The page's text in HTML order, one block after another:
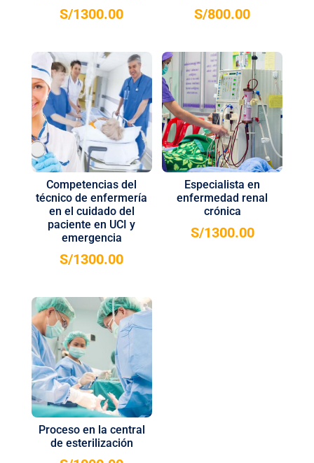
S/1300.00 S/800.00
Competencias del
técnico de enfermería
en el cuidado del
paciente en UCI y
emergencia
S/1300.00
Especialista en
enfermedad renal
crónica
S/1300.00
Proceso en la central
de esterilización